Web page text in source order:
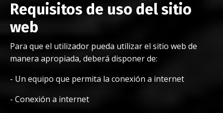
Requisitos de uso del sitio
web
Para que el utilizador pueda utilizar el sitio web de
manera apropiada, deberá disponer de:
- Un equipo que permita la conexión a internet
- Conexión a internet